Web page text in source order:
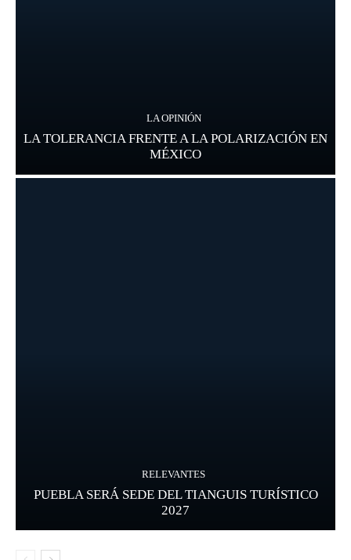
LA OPINIÓN
LA TOLERANCIA FRENTE A LA POLARIZACIÓN EN
MÉXICO
RELEVANTES
PUEBLA SERÁ SEDE DEL TIANGUIS TURÍSTICO
2027